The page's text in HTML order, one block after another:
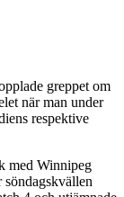
greppet om
när man under
respektive
med Winnipeg